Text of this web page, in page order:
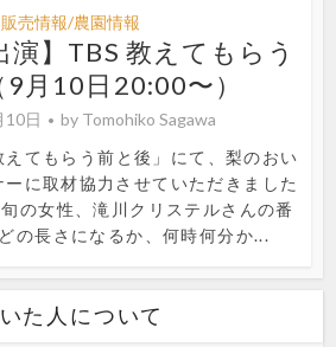
販売情報/農園情報
演】TBS 教えてもらう
月10日20:00〜）
10日 by Tomohiko Sagawa
てもらう前と後」にて、梨のおい
ーに取材協力させていただきました
の女性、滝川クリステルさんの番
の長さになるか、何時何分か...
た人について